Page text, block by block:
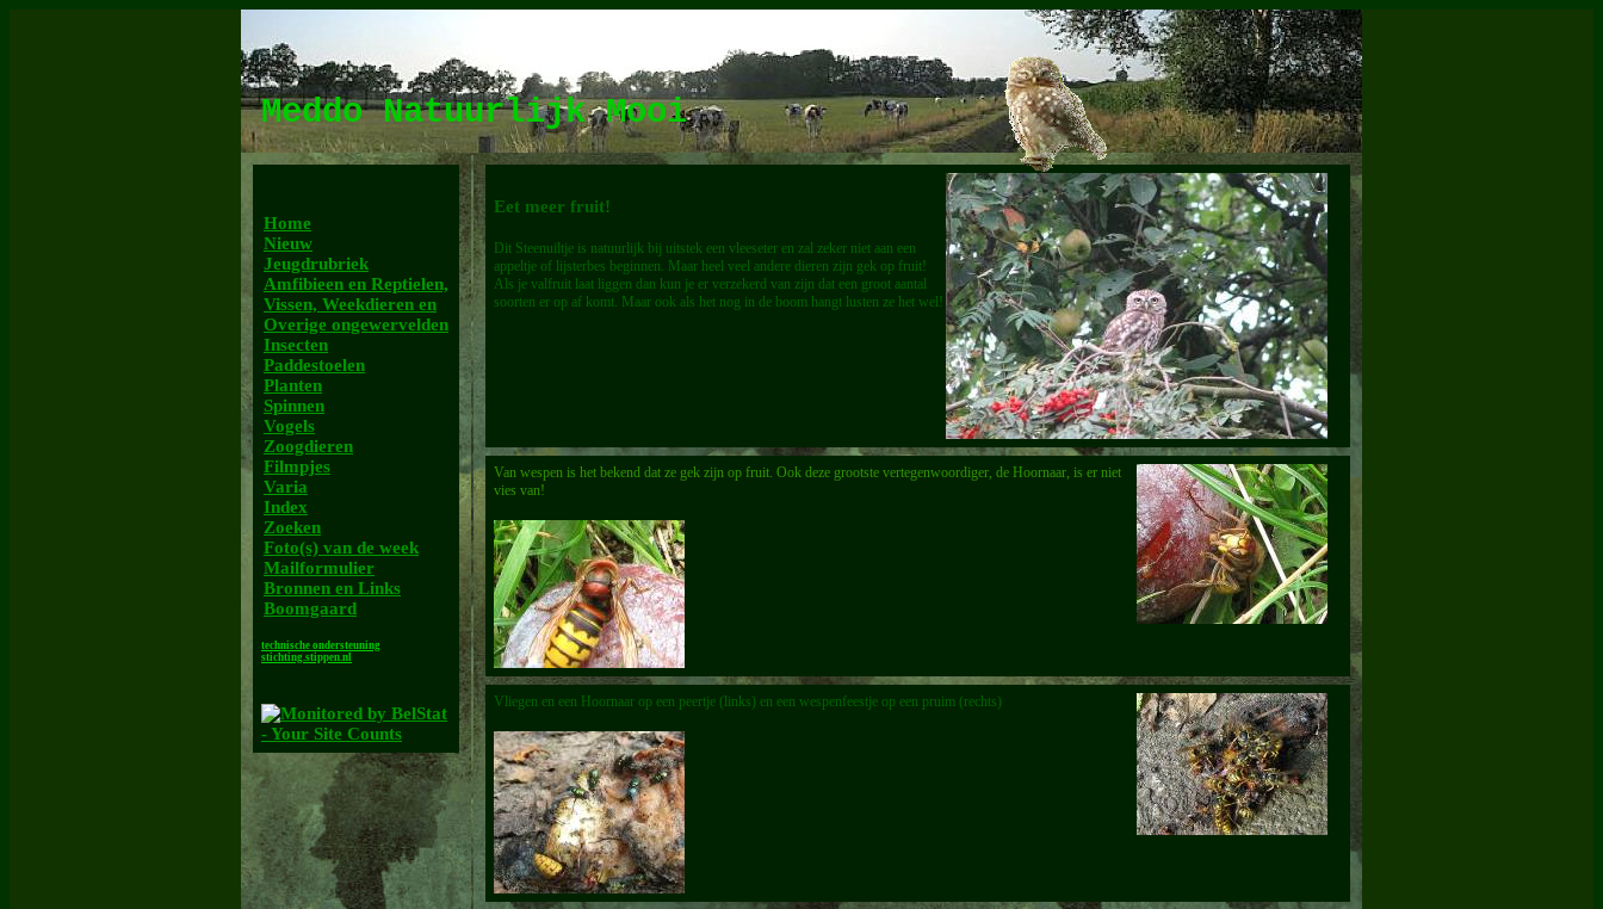
Meddo Natuurlijk Mooi
Home
Nieuw
Jeugdrubriek
Amfibieen en Reptielen,
Vissen, Weekdieren en
Overige ongewervelden
Insecten
Paddestoelen
Planten
Spinnen
Vogels
Zoogdieren
Filmpjes
Varia
Index
Zoeken
Foto(s) van de week
Mailformulier
Bronnen en Links
Boomgaard
technische ondersteuning
stichting.stippen.nl
Eet meer fruit!
Dit Steenuiltje is natuurlijk bij uitstek een vleeseter en zal zeker niet aan een
appeltje of lijsterbes beginnen. Maar heel veel andere dieren zijn gek op fruit!
Als je valfruit laat liggen dan kun je er verzekerd van zijn dat een groot aantal
soorten er op af komt. Maar ook als het nog in de boom hangt lusten ze het wel!
Van wespen is het bekend dat ze gek zijn op fruit. Ook deze grootste vertegenwoordiger, de Hoornaar, is er niet
vies van!
Vliegen en een Hoornaar op een peertje (links) en een wespenfeestje op een pruim (rechts)